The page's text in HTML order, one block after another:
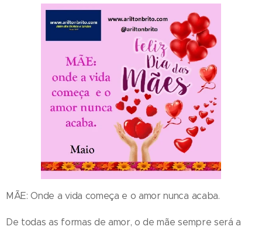
MÃE: Onde a vida começa e o amor nunca acaba.
De todas as formas de amor, o de mãe sempre será a